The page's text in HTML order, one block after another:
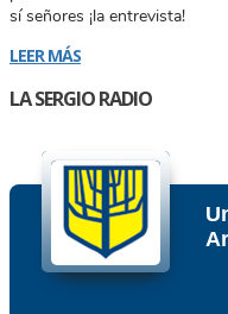
sí señores ¡la entrevista!
LEER MÁS
LA SERGIO RADIO